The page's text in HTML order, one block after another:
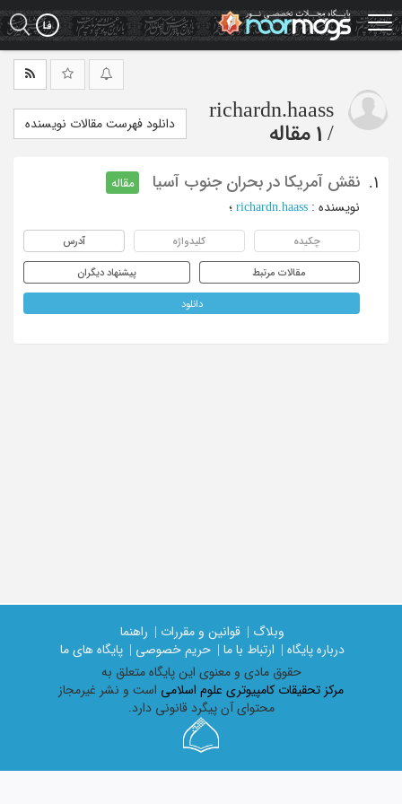
Skip
to
main
richardn.haass
/ 1 مقاله دانلود فهرست مقالات نویسنده
1. نقش آمریکا در بحران جنوب آسیا
مقاله
نویسنده :
richardn.haass ؛
چکیده کلیدواژه آدرس
مقالات مرتبط پیشنهاد دیگران
دانلود
وبلاگ | قوانین و مقررات |
راهنما
درباره پایگاه |
ارتباط با ما | حریم خصوصی |
پایگاه های ما
حقوق مادی و معنوی اين پايگاه متعلق به
مرکز تحقیقات کامپیوتری علوم اسلامی است و نشر غیرمجاز
محتوای آن پیگرد قانونی دارد.